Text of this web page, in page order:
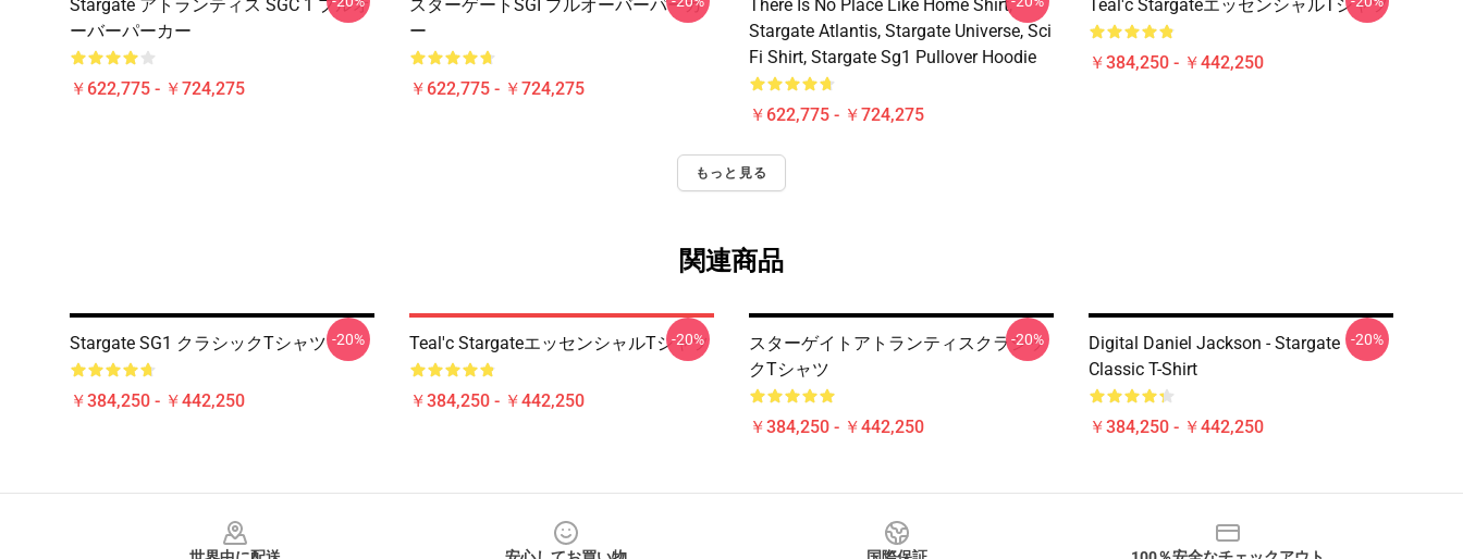
Stargate アトランティス SGC 1 プルオ
ーバーパーカー
￥622,775 - ￥724,275
スターゲートSGI プルオーバーパーカ
ー
￥622,775 - ￥724,275
There Is No Place Like Home Shirt,
Stargate Atlantis, Stargate Universe, Sci
Fi Shirt, Stargate Sg1 Pullover Hoodie
￥622,775 - ￥724,275
Teal'c StargateエッセンシャルTシャツ
￥384,250 - ￥442,250
もっと見る
関連商品
Stargate SG1 クラシックTシャツ
￥384,250 - ￥442,250
-20% Teal'c StargateエッセンシャルTシャツ
￥384,250 - ￥442,250
-20%
スターゲイトアトランティスクラシッ
クTシャツ
￥384,250 - ￥442,250
-20%
Digital Daniel Jackson - Stargate
Classic T-Shirt
￥384,250 - ￥442,250
-20%